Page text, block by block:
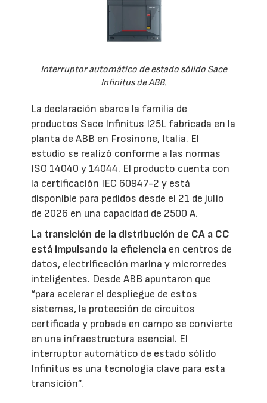
Interruptor automático de estado sólido Sace
Infinitus de ABB.
La declaración abarca la familia de
productos Sace Infinitus I25L fabricada en la
planta de ABB en Frosinone, Italia. El
estudio se realizó conforme a las normas
ISO 14040 y 14044. El producto cuenta con
la certificación IEC 60947-2 y está
disponible para pedidos desde el 21 de julio
de 2026 en una capacidad de 2500 A.
La transición de la distribución de CA a CC
está impulsando la eficiencia en centros de
datos, electrificación marina y microrredes
inteligentes. Desde ABB apuntaron que
“para acelerar el despliegue de estos
sistemas, la protección de circuitos
certificada y probada en campo se convierte
en una infraestructura esencial. El
interruptor automático de estado sólido
Infinitus es una tecnología clave para esta
transición”.